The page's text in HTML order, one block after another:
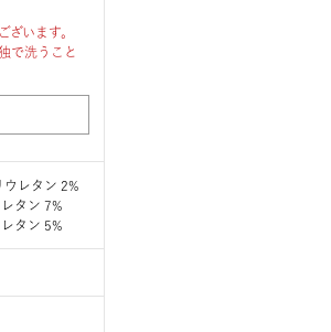
ざいます。
で洗うこと
ウレタン 2%
タン 7%
タン 5%